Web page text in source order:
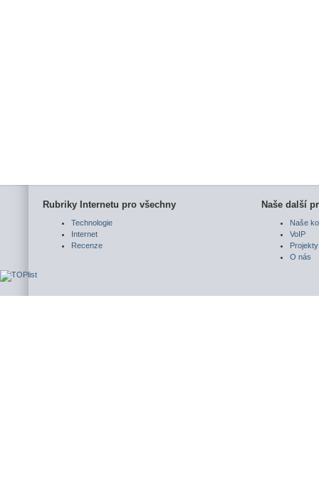
Rubriky Internetu pro všechny
Technologie
Internet
Recenze
Naše další
Naše
VoIP
Projekty
O nás